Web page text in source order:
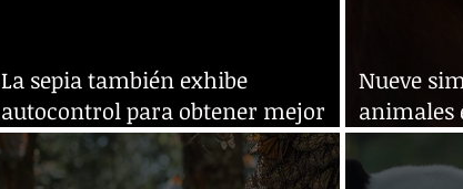
La sepia también exhibe
autocontrol para obtener mejor
comida
Nueve
animales
anticovid